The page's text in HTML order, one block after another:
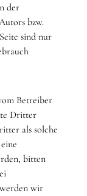
der
bzw.
sind nur
Betreiber
Dritter
als solche
bitten
wir